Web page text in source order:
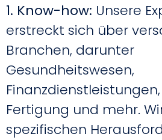
1. Know-how: Unsere
erstreckt sich über
Branchen, darunter
Gesundheitswesen,
Fertigung und mehr.
spezifischen